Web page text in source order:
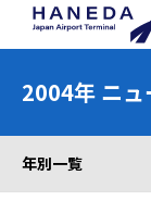
2004年 ニュ
年別一覧